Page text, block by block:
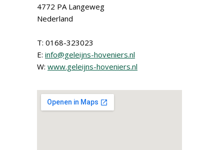
4772 PA Langeweg
Nederland
T: 0168-323023
E: info@geleijns-hoveniers.nl
W: www.geleijns-hoveniers.nl